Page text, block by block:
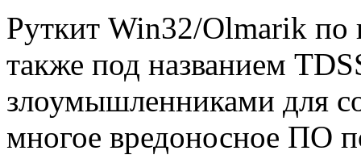
Руткит Win32/Olmarik по
также под названием
злоумышленниками для
многое вредоносное ПО